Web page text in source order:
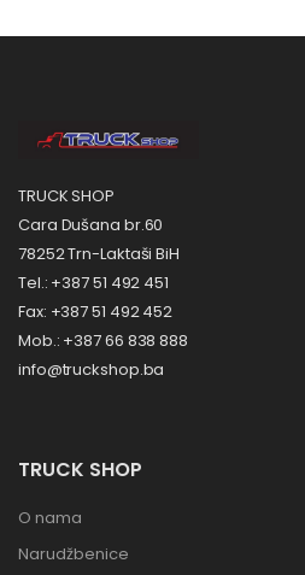
TRUCK SHOP
Cara Dušana br.60
78252 Trn-Laktaši BiH
Tel.: +387 51 492 451
Fax: +387 51 492 452
Mob.: +387 66 838 888
info@truckshop.ba
TRUCK SHOP
O nama
Narudžbenice